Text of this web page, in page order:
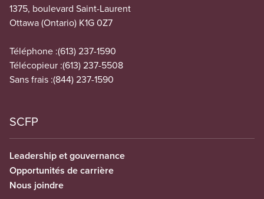
1375, boulevard Saint-Laurent
Ottawa (Ontario) K1G 0Z7
Téléphone :(613) 237-1590
Télécopieur :(613) 237-5508
Sans frais :(844) 237-1590
SCFP
Leadership et gouvernance
Opportunités de carrière
Nous joindre